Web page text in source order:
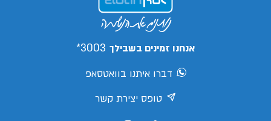
אנחנו זמינים בשבילך 3003*
דברו איתנו בוואטסאפ
טופס יצירת קשר